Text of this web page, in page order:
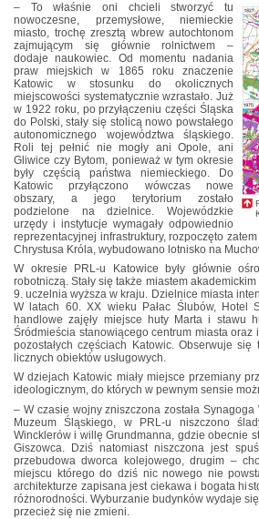
– To właśnie oni chcieli stworzyć tu
nowoczesne, przemysłowe, niemieckie
miasto, trochę zresztą wbrew autochtonom
zajmującym się głównie rolnictwem –
dodaje naukowiec. Od momentu nadania
praw miejskich w 1865 roku znaczenie
Katowic w stosunku do okolicznych
miejscowości systematycznie wzrastało. Już
w 1922 roku, po przyłączeniu części Śląska
do Polski, stały się stolicą nowo powstałego
autonomicznego województwa śląskiego.
Roli tej pełnić nie mogły ani Opole, ani
Gliwice czy Bytom, ponieważ w tym okresie
były częścią państwa niemieckiego. Do
Katowic przyłączono wówczas nowe
obszary, a jego terytorium zostało
podzielone na dzielnice. Wojewódzkie
urzędy i instytucje wymagały odpowiednio
reprezentacyjnej infrastruktury, rozpoczęto
Chrystusa Króla, wybudowano lotnisko na
W okresie PRL-u Katowice były głównie
robotniczą. Stały się także miastem
9. uczelnia wyższa w kraju. Dzielnice miasta
W latach 60. XX wieku Pałac Ślubów, Hotel
handlowe zajęły miejsce huty Marta i stawu
Śródmieścia stanowiącego centrum miasta
pozostałych częściach Katowic. Obserwuje
licznych obiektów usługowych.
W dziejach Katowic miały miejsce przemiany
ideologicznym, do których w pewnym sensie
– W czasie wojny zniszczona została
Muzeum Śląskiego, w PRL-u niszczono
Wincklerów i willę Grundmanna, gdzie obecnie
Giszowca. Dziś natomiast niszczona jest
przebudowa dworca kolejowego, drugim –
miejscu którego do dziś nic nowego nie
architekturze zapisana jest ciekawa i bogata
różnorodności. Wyburzanie budynków wydaje
przecież się nie zmieni.